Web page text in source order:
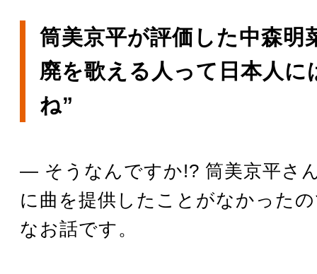
筒美京平が評価した中森明
廃を歌える人って日本人に
ね”
― そうなんですか!? 筒美京平さ
に曲を提供したことがなかった
なお話です。